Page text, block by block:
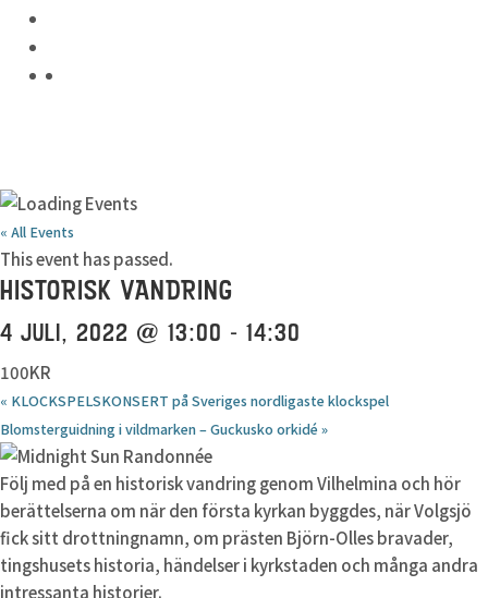
« All Events
This event has passed.
HISTORISK VANDRING
4 JULI, 2022 @ 13:00 - 14:30
100KR
« KLOCKSPELSKONSERT på Sveriges nordligaste klockspel
Blomsterguidning i vildmarken – Guckusko orkidé»
Följ med på en historisk vandring genom Vilhelmina och hör
berättelserna om när den första kyrkan byggdes, när Volgsjö
fick sitt drottningnamn, om prästen Björn-Olles bravader,
tingshusets historia, händelser i kyrkstaden och många andra
intressanta historier.